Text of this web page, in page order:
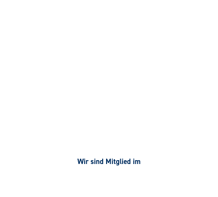
Wir sind Mitglied im